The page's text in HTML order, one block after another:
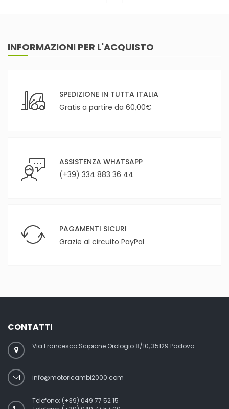
INFORMAZIONI PER L'ACQUISTO
SPEDIZIONE IN TUTTA ITALIA
Gratis a partire da 60,00€
ASSISTENZA WHATSAPP
(+39) 334 883 36 44
PAGAMENTI SICURI
Grazie al circuito PayPal
CONTATTI
Via Francesco Scipione Orologio 8/10, 35129 Padova
info@motoricambi2000.com
Telefono: (+39) 049 77 52 15